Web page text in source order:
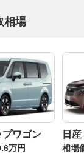
相場
プワゴン
万円
日
相場